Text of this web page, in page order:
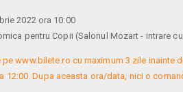
2022 ora 10:00
pentru Copii (Salonul Mozart - intrare
www.bilete.ro cu maximum 3 zile inainte
12:00. Dupa aceasta ora/data, nici o